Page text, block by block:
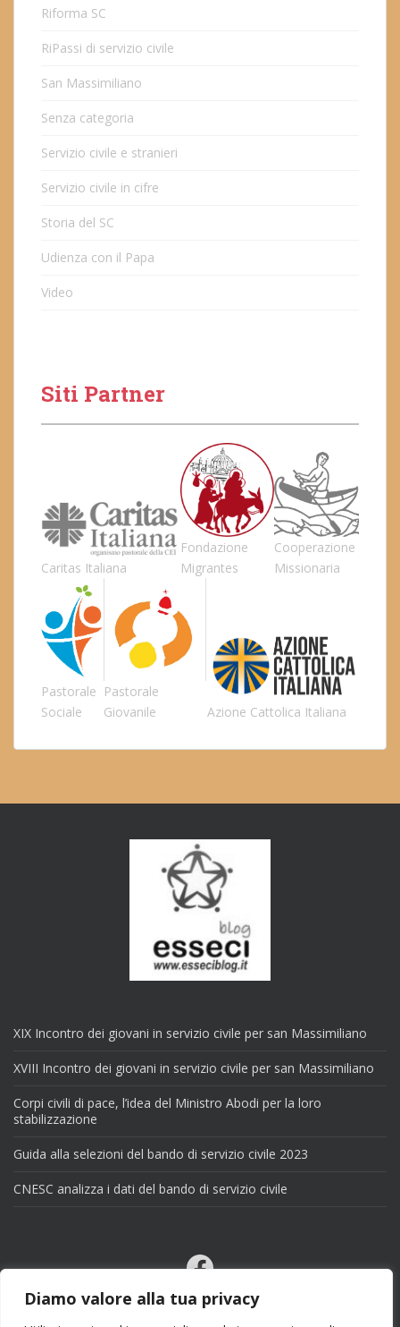
Diamo valore alla tua privacy
Riforma SC
RiPassi di servizio civile
San Massimiliano
Senza categoria
Servizio civile e stranieri
Servizio civile in cifre
Storia del SC
Udienza con il Papa
Video
Siti Partner
Caritas Italiana
Fondazione
Migrantes
Cooperazione
Missionaria
Pastorale
Sociale
Pastorale
Giovanile
Azione Cattolica Italiana
XIX Incontro dei giovani in servizio civile per san Massimiliano
XVIII Incontro dei giovani in servizio civile per san Massimiliano
Corpi civili di pace, l’idea del Ministro Abodi per la loro
stabilizzazione
Guida alla selezioni del bando di servizio civile 2023
CNESC analizza i dati del bando di servizio civile
Facebook
Email